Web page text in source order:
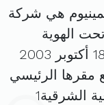
هي شركة
الهوية
. تم تأسيسها في 18 أكتوبر 2003
مقرها الرئيسي
في نهج8610 عدد15 المنطقة الصناعية الشرقية1